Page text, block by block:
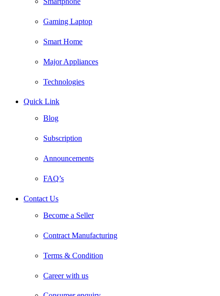
Gaming Laptop
Smart Home
Major Appliances
Technologies
Quick Link
Blog
Subscription
Announcements
FAQ’s
Contact Us
Become a Seller
Contract Manufacturing
Terms & Condition
Career with us